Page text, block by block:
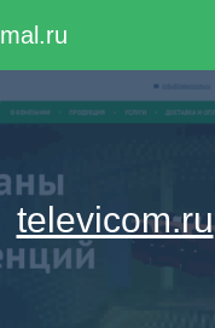
televicom.ru